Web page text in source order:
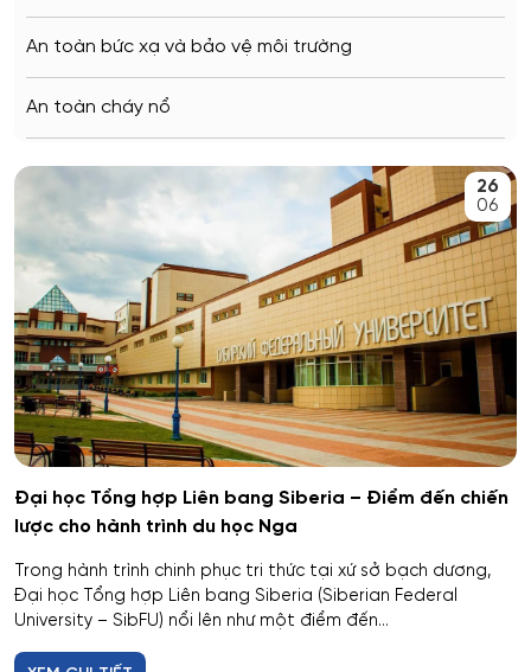
Veliky Novgorod
Penza
Barnaul
Kursk
Kaluga
Voronezh
An toàn bức xạ và bảo vệ môi trường
An toàn cháy nổ
An toàn kỹ thuật và môi trường
An toàn môi trường kỹ thuật
An toàn thông tin
Biên - Phiên dịch
Biểu diễn nghệ thuật múa
Báo chí
Bản đồ và Địa tin học
Bảo mật công nghệ thông tin trong thực thi pháp luật
Bảo mật máy tính
26
06
Đại học Tổng hợp Liên bang Siberia – Điểm đến chiến
lược cho hành trình du học Nga
Trong hành trình chinh phục tri thức tại xứ sở bạch dương,
Đại học Tổng hợp Liên bang Siberia (Siberian Federal
University – SibFU) nổi lên như một điểm đến...